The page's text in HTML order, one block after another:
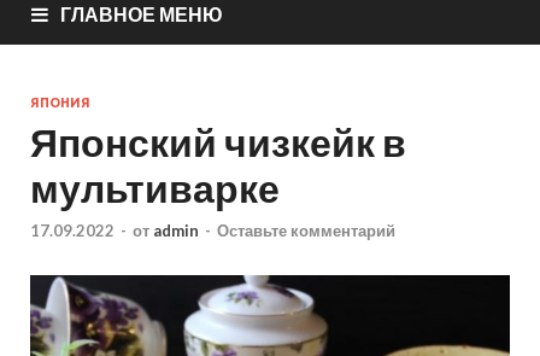
ГЛАВНОЕ МЕНЮ
ЯПОНИЯ
Японский чизкейк в
мультиварке
17.09.2022 - от admin - Оставьте комментарий